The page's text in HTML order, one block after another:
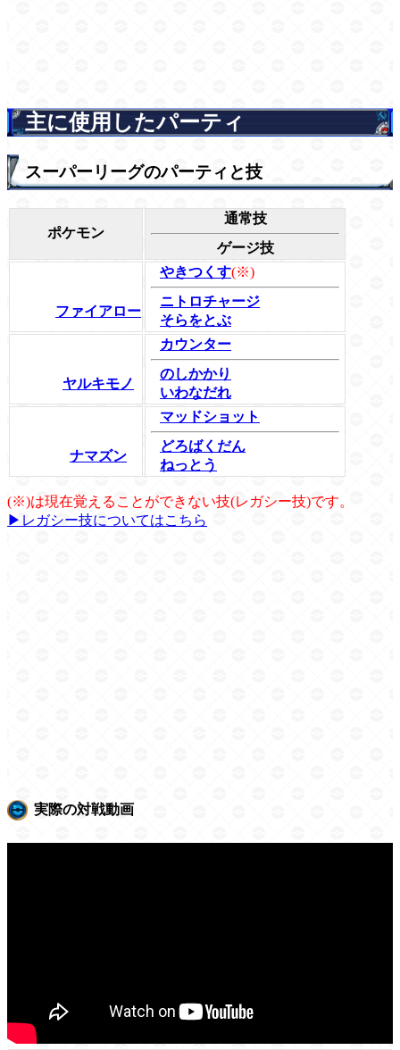
主に使用したパーティ
スーパーリーグのパーティと技
ポケモン
通常技
ゲージ技
ファイアロー
やきつくす(※)
ニトロチャージ
そらをとぶ
ヤルキモノ
カウンター
のしかかり
いわなだれ
ナマズン
マッドショット
どろばくだん
ねっとう
(※)は現在覚えることができない技(レガシー技)です。
▶レガシー技についてはこちら
実際の対戦動画